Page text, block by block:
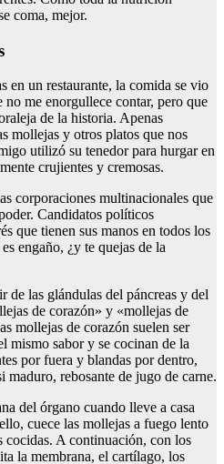
coma, mejor.
en un restaurante, la comida se vio
me enorgullece contar, pero que
de la historia. Apenas
mollejas y otros platos que nos
utilizó su tenedor para hurgar en
crujientes y cremosas.
corporaciones multinacionales que
Candidatos políticos
que tienen sus manos en todos los
engaño, ¿y te quejas de la
de las glándulas del páncreas y del
de corazón» y «mollejas de
mollejas de corazón suelen ser
mismo sabor y se cocinan de la
por fuera y blandas por dentro,
maduro, rebosante de jugo de carne.
del órgano cuando lleve a casa
cuece las mollejas a fuego lento
cocidas. A continuación, con los
la membrana, el cartílago, los